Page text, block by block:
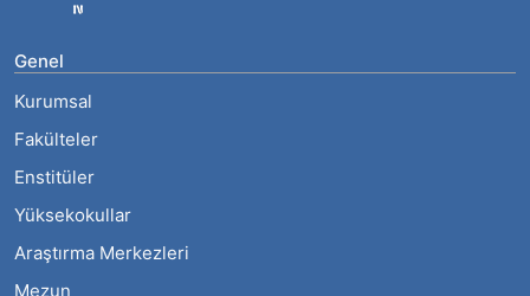
Genel
Kurumsal
Fakülteler
Enstitüler
Yüksekokullar
Araştırma Merkezleri
Mezun